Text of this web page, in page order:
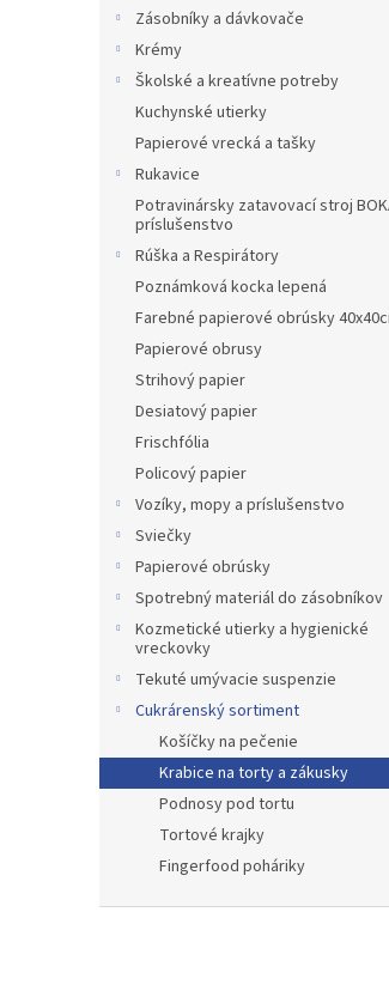
Zásobníky a dávkovače
Krémy
Školské a kreatívne potreby
Kuchynské utierky
Papierové vrecká a tašky
Rukavice
Potravinársky zatavovací stroj
príslušenstvo
Rúška a Respirátory
Poznámková kocka lepená
Farebné papierové obrúsky
Papierové obrusy
Strihový papier
Desiatový papier
Frischfólia
Policový papier
Vozíky, mopy a príslušenstvo
Sviečky
Papierové obrúsky
Spotrebný materiál do zásobníkov
Kozmetické utierky a hygienické
vreckovky
Tekuté umývacie suspenzie
Cukrárenský sortiment
Košíčky na pečenie
Krabice na torty a zákusky
Podnosy pod tortu
Tortové krajky
Fingerfood poháriky